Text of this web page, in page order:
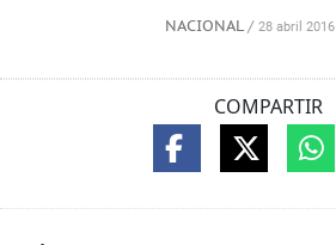
NACIONAL / 28 abril
COMPARTIR